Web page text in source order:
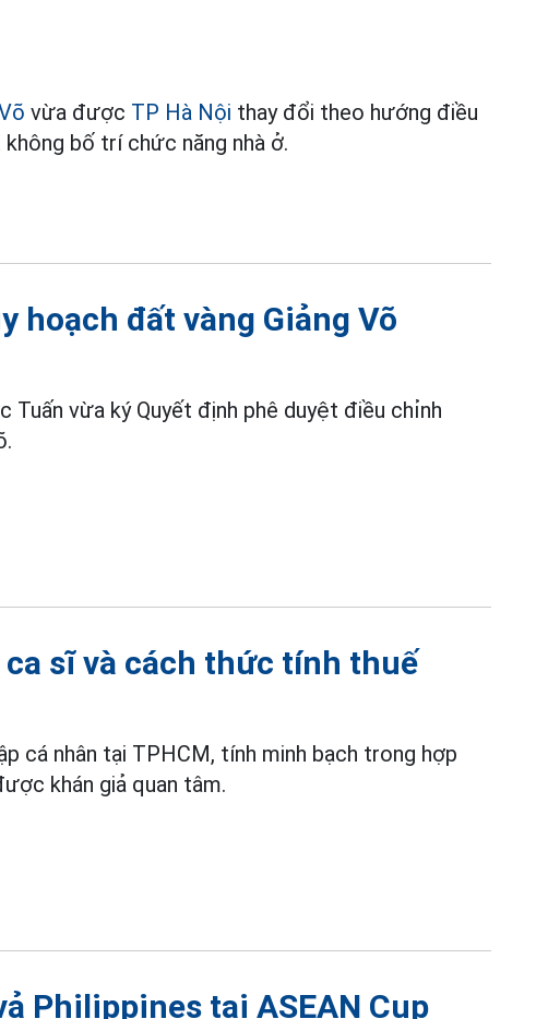
vừa được TP Hà Nội thay đổi theo hướng điều
bố trí chức năng nhà ở.
hoạch đất vàng Giảng Võ
Tuấn vừa ký Quyết định phê duyệt điều chỉnh
sĩ và cách thức tính thuế
cá nhân tại TPHCM, tính minh bạch trong hợp
khán giả quan tâm.
Philippines tại ASEAN Cup